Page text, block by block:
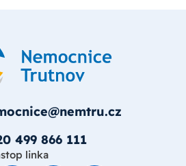
499 8­66 111
linka